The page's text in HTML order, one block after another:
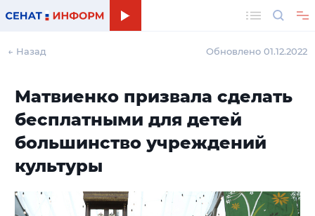
← Назад Обновлено 01.12.2022
Матвиенко призвала сделать
бесплатными для детей
большинство учреждений
культуры